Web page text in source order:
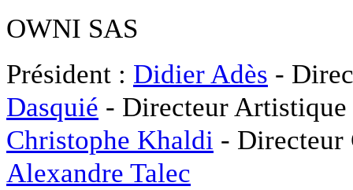
OWNI SAS
Président : Didier Adès -
Dasquié - Directeur
Christophe Khaldi -
Alexandre Talec